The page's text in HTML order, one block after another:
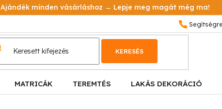
Ajándék minden vásárláshoz → Lepje meg magát még ma!
KERESÉS
MATRICÁK TEREMTÉS LAKÁS DEKORÁCIÓ